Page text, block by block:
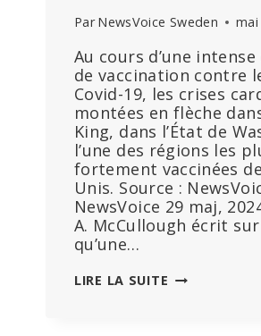
Par NewsVoice Sweden
Au cours d’une
de vaccination contre
Covid-19, les crises
montées en flèche
King, dans l’État de
l’une des régions les
fortement vaccinées
Unis. Source :
NewsVoice 29 maj,
A. McCullough écrit
qu’une…
LIRE LA SUITE SCANDALE